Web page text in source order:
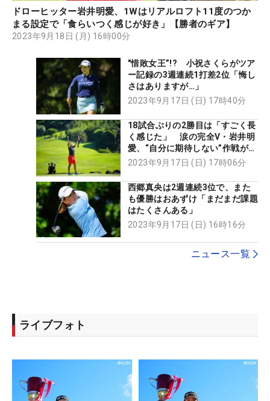
ドローヒッター岩井明愛、1Wはリアルロフト11度のつか
まる設定で「食らいつく感じが好き」【勝者のギア】
2023年9月18日 (月) 16時00分
"惜敗女王”!? 小祝さくらがツア
ー記録の3週連続1打差2位「悔し
さはありますが…」
2023年9月17日 (日) 17時40分
18試合ぶりの2勝目は「すごく長
く感じた」 涙の完全V・岩井明
愛、“自分に期待しない”作戦が奏
功
2023年9月17日 (日) 17時06分
西郷真央は2週連続3位で、また
も優勝はおあずけ「まだまだ課題
はたくさんある」
2023年9月17日 (日) 16時16分
ニュース一覧
ライブフォト